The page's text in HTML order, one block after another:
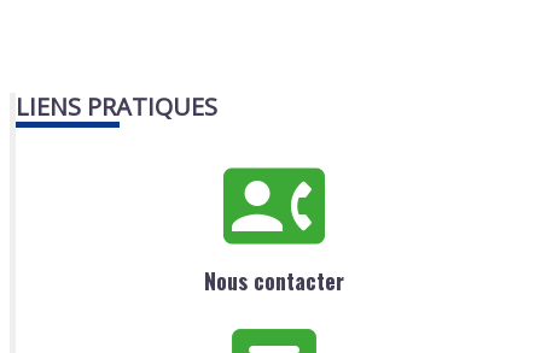
LIENS PRATIQUES
Nous contacter